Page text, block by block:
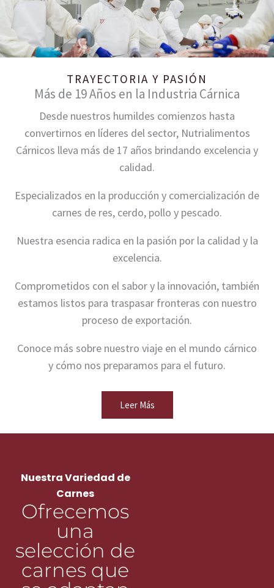
TRAYECTORIA Y PASIÓN
Más de 19 Años en la Industria Cárnica
Desde nuestros humildes comienzos hasta
convertirnos en líderes del sector, Nutrialimentos
Cárnicos lleva más de 17 años brindando excelencia y
calidad.
Especializados en la producción y comercialización de
carnes de res, cerdo, pollo y pescado.
Nuestra esencia radica en la pasión por la calidad y la
excelencia.
Comprometidos con el sabor y la innovación, también
estamos listos para traspasar fronteras con nuestro
proceso de exportación.
Conoce más sobre nuestro viaje en el mundo cárnico
y cómo nos preparamos para el futuro.
Leer Más
Nuestra Variedad de
Carnes
Ofrecemos
una
selección de
carnes que